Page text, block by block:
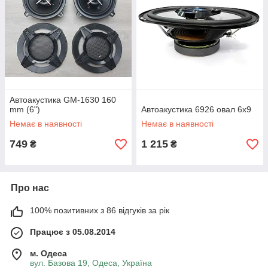
Автоакустика GM-1630 160
mm (6")
Немає в наявності
749 ₴
Автоакустика 6926 овал 6х9
Немає в наявності
1 215 ₴
Про нас
100% позитивних з 86 відгуків за рік
Працює з 05.08.2014
м. Одеса
вул. Базова 19, Одеса, Україна